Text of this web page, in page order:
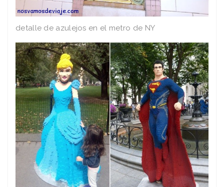
detalle de azulejos en el metro de NY